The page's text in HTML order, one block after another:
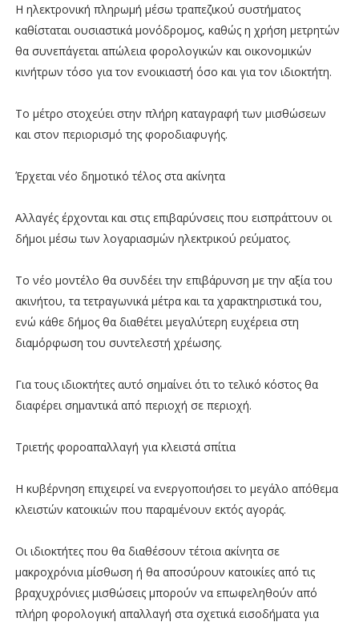
Η ηλεκτρονική πληρωμή μέσω τραπεζικού συστήματος
καθίσταται ουσιαστικά μονόδρομος, καθώς η χρήση μετρητών
θα συνεπάγεται απώλεια φορολογικών και οικονομικών
κινήτρων τόσο για τον ενοικιαστή όσο και για τον ιδιοκτήτη.
Το μέτρο στοχεύει στην πλήρη καταγραφή των μισθώσεων
και στον περιορισμό της φοροδιαφυγής.
Έρχεται νέο δημοτικό τέλος στα ακίνητα
Αλλαγές έρχονται και στις επιβαρύνσεις που εισπράττουν οι
δήμοι μέσω των λογαριασμών ηλεκτρικού ρεύματος.
Το νέο μοντέλο θα συνδέει την επιβάρυνση με την αξία του
ακινήτου, τα τετραγωνικά μέτρα και τα χαρακτηριστικά του,
ενώ κάθε δήμος θα διαθέτει μεγαλύτερη ευχέρεια στη
διαμόρφωση του συντελεστή χρέωσης.
Για τους ιδιοκτήτες αυτό σημαίνει ότι το τελικό κόστος θα
διαφέρει σημαντικά από περιοχή σε περιοχή.
Τριετής φοροαπαλλαγή για κλειστά σπίτια
Η κυβέρνηση επιχειρεί να ενεργοποιήσει το μεγάλο απόθεμα
κλειστών κατοικιών που παραμένουν εκτός αγοράς.
Οι ιδιοκτήτες που θα διαθέσουν τέτοια ακίνητα σε
μακροχρόνια μίσθωση ή θα αποσύρουν κατοικίες από τις
βραχυχρόνιες μισθώσεις μπορούν να επωφεληθούν από
πλήρη φορολογική απαλλαγή στα σχετικά εισοδήματα για